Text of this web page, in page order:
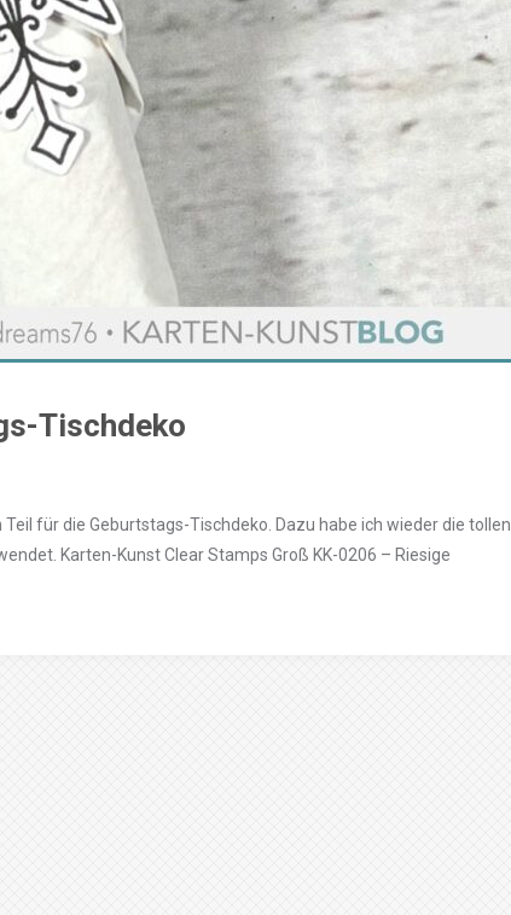
Tischdeko
für die Geburtstags-Tischdeko. Dazu habe ich wieder die tollen
Karten-Kunst Clear Stamps Groß KK-0206 – Riesige